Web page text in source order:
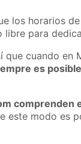
los horarios
para
que cuando
es
comprenden
este modo es